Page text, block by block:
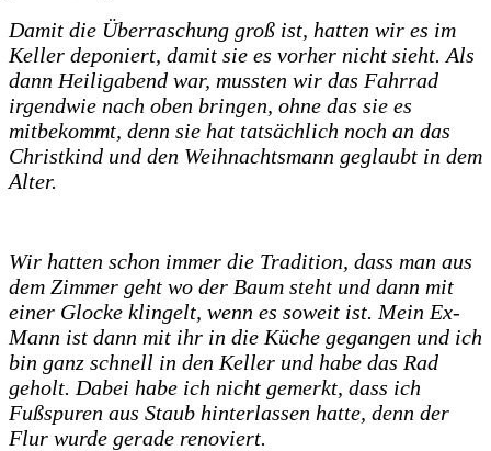
Damit die Überraschung groß ist, hatten wir es im
Keller deponiert, damit sie es vorher nicht sieht. Als
dann Heiligabend war, mussten wir das Fahrrad
irgendwie nach oben bringen, ohne das sie es
mitbekommt, denn sie hat tatsächlich noch an das
Christkind und den Weihnachtsmann geglaubt in dem
Alter.
Wir hatten schon immer die Tradition, dass man aus
dem Zimmer geht wo der Baum steht und dann mit
einer Glocke klingelt, wenn es soweit ist. Mein Ex-
Mann ist dann mit ihr in die Küche gegangen und ich
bin ganz schnell in den Keller und habe das Rad
geholt. Dabei habe ich nicht gemerkt, dass ich
Fußspuren aus Staub hinterlassen hatte, denn der
Flur wurde gerade renoviert.